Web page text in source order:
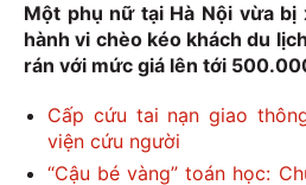
Một phụ nữ tại Hà Nội vừa
hành vi chèo kéo khách du
rán với mức giá lên tới
Cấp cứu tai nạn giao
viện cứu người
“Cậu bé vàng” toán học: